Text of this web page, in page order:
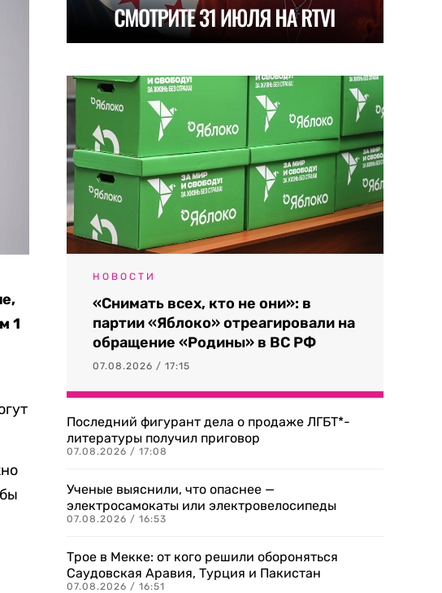
1
НОВОСТИ
«Снимать всех, кто не они»: в
партии «Яблоко» отреагировали на
обращение «Родины» в ВС РФ
07.08.2026 / 17:15
Последний фигурант дела о продаже ЛГБТ*-
литературы получил приговор
07.08.2026 / 17:08
Ученые выяснили, что опаснее —
электросамокаты или электровелосипеды
07.08.2026 / 16:53
Трое в Мекке: от кого решили обороняться
Саудовская Аравия, Турция и Пакистан
07.08.2026 / 16:51